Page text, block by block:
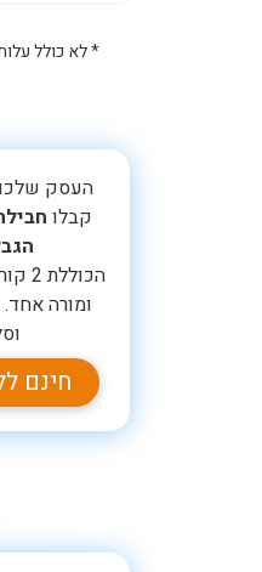
* לא כולל
העסק
קבלו
ומורה
חינם